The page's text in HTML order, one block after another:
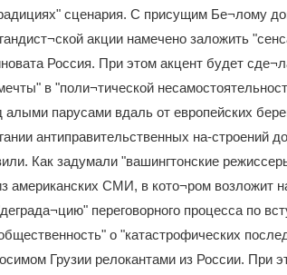
сценария. С присущим Бе¬лому
акции намечено заложить
Россия. При этом акцент будет
в "поли¬тической
парусами вдаль от европейских
антиправительственных на-строений
Как задумали "вашингтонские
американских СМИ, в кото¬ром возложит
переговорного процесса по
о "катастрофических
Грузии релокантами из России. При